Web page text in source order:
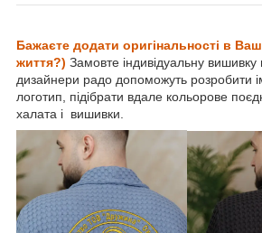
Бажаєте додати оригінальності в
життя?) Замовте індивідуальну вишивку
дизайнери радо допоможуть розробити
логотип, підібрати вдале кольорове
халата і вишивки.